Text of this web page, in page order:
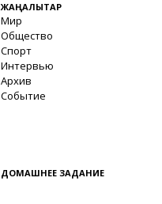
ЖАҢАЛЫҚТАР
Мир
Общество
Спорт
Интервью
Архив
Событие
ДОМАШНЕЕ ЗАДАНИЕ